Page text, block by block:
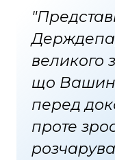
великого
що
перед
проте